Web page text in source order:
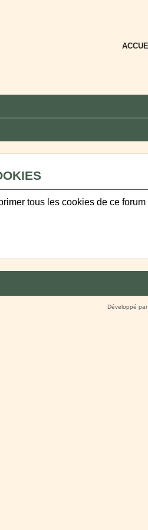
tous les cookies de ce forum
Développé par